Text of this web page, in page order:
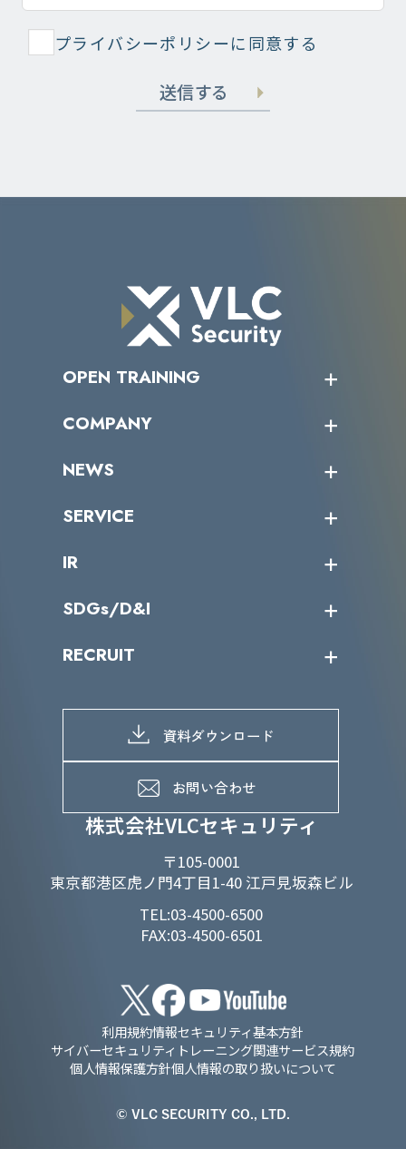
プライバシーポリシーに同意する
送信する
株式会社VLCセキュリティ
〒105-0001
東京都港区虎ノ門4丁目1-40 江戸見坂森ビル
TEL:03-4500-6500
FAX:03-4500-6501
OPEN TRAINING
受講者の声
COMPANY
トップメッセージ
ミッション／ビジョン
パートナー企業一覧
NEWS
サイバーニュース
SERVICE
カテゴリー別サービス一覧
IR
IRカレンダー
IRライブラリー
よくあるご質問
SDGs/D&I
当グループのマテリアリティ
SDGs推進体制
D&Iの取り組み
RECRUIT
募集職種一覧
メッセージ
メンバーインタビュー
資料ダウンロード
お問い合わせ
利用規約情報セキュリティ基本方針
サイバーセキュリティトレーニング関連サービス規約
個人情報保護方針個人情報の取り扱いについて
© VLC SECURITY CO., LTD.